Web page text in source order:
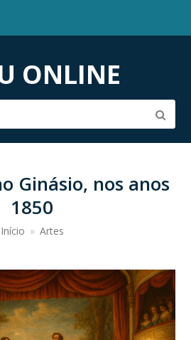
ONLINE
Ginásio, nos anos
1850
Início » Artes